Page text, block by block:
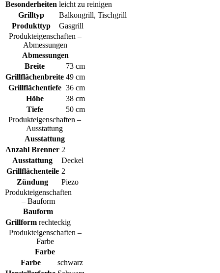
Besonderheiten leicht zu reinigen
Grilltyp
Balkongrill, Tischgrill
Produkttyp
Gasgrill
Produkteigenschaften –
Abmessungen
Abmessungen
Breite
73 cm
Grillflächenbreite 49 cm
Grillflächentiefe 36 cm
Höhe
38 cm
Tiefe
50 cm
Produkteigenschaften –
Ausstattung
Ausstattung
Anzahl Brenner 2
Ausstattung
Deckel
Grillflächenteile 2
Zündung
Piezo
Produkteigenschaften
– Bauform
Bauform
Grillform rechteckig
Produkteigenschaften –
Farbe
Farbe
Farbe
schwarz